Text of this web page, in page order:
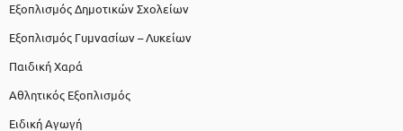
Εξοπλισμός Δημοτικών Σχολείων
Εξοπλισμός Γυμνασίων – Λυκείων
Παιδική Χαρά
Αθλητικός Εξοπλισμός
Ειδική Αγωγή